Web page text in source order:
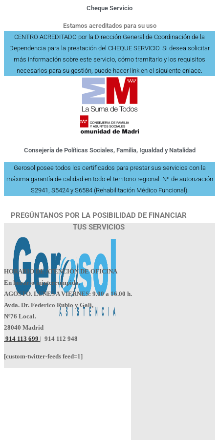
Cheque Servicio
Estamos acreditados para su uso
CENTRO ACREDITADO por la Dirección General de Coordinación de la
Dependencia para la prestación del CHEQUE SERVICIO. Si desea solicitar
más información sobre este servicio, cómo tramitarlo y los requisitos
necesarios para su gestión, puede hacer link en el siguiente enlace.
Consejería de Políticas Sociales, Familia, Igualdad y Natalidad
Gerosol posee todos los certificados para prestar sus servicios con la
máxima garantía de calidad en todo el territorio regional. Nº de autorización
S2941, S5424 y S6584 (Rehabilitación Médico Funcional).
PREGÚNTANOS POR LA POSIBILIDAD DE FINANCIAR
TUS SERVICIOS
HORARIO DE ATENCIÓN DE OFICINA
En horario ininterrumpido.
AGOSTO. LUNES A VIERNES: 9.00 a 16.00 h.
Avda. Dr. Federico Rubio y Galí,
Nº76 Local.
28040 Madrid
914 113 699 | 914 112 948
[custom-twitter-feeds feed=1]